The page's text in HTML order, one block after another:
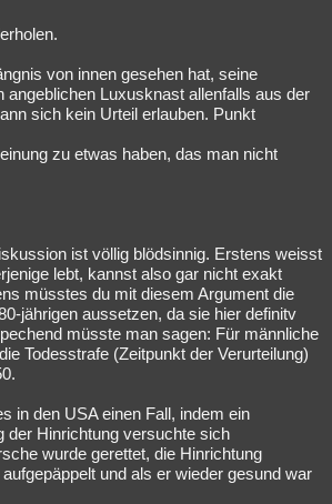
von innen gesehen hat, seine
angeblichen Luxusknast allenfalls aus der
sich kein Urteil erlauben. Punkt
zu etwas haben, das man nicht
ist völlig blödsinnig. Erstens weisst
lebt, kannst also gar nicht exakt
müsstes du mit diesem Argument die
jährigen aussetzen, da sie hier definitv
müsste man sagen: Für männliche
Todesstrafe (Zeitpunkt der Verurteilung)
in den USA einen Fall, indem ein
der Hinrichtung versuchte sich
wurde gerettet, die Hinrichtung
und als er wieder gesund war